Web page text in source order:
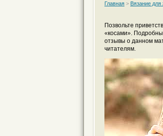
Главная > Вязание
Позвольте
«косами».
отзывы о данном
читателям.